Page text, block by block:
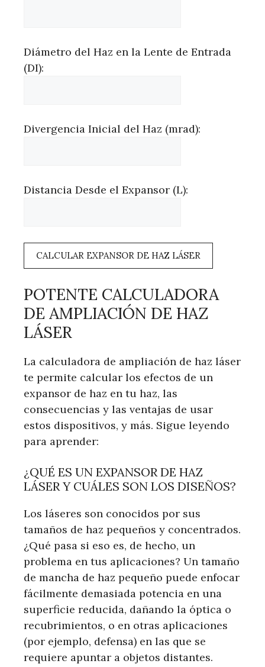
Diámetro del Haz en la Lente de Entrada
(DI):
Divergencia Inicial del Haz (mrad):
Distancia Desde el Expansor (L):
CALCULAR EXPANSOR DE HAZ LÁSER
POTENTE CALCULADORA
DE AMPLIACIÓN DE HAZ
LÁSER
La calculadora de ampliación de haz láser
te permite calcular los efectos de un
expansor de haz en tu haz, las
consecuencias y las ventajas de usar
estos dispositivos, y más. Sigue leyendo
para aprender:
¿QUÉ ES UN EXPANSOR DE HAZ
LÁSER Y CUÁLES SON LOS DISEÑOS?
Los láseres son conocidos por sus
tamaños de haz pequeños y concentrados.
¿Qué pasa si eso es, de hecho, un
problema en tus aplicaciones? Un tamaño
de mancha de haz pequeño puede enfocar
fácilmente demasiada potencia en una
superficie reducida, dañando la óptica o
recubrimientos, o en otras aplicaciones
(por ejemplo, defensa) en las que se
requiere apuntar a objetos distantes.